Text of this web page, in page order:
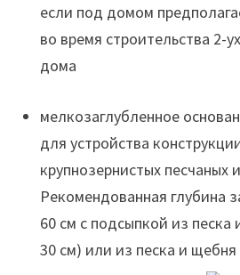
если под домом
во время строительства 2-
дома
мелкозаглубленное
для устройства
крупнозернистых песчаных
Рекомендованная глубина
60 см с подсыпкой из песка
30 см) или из песка и